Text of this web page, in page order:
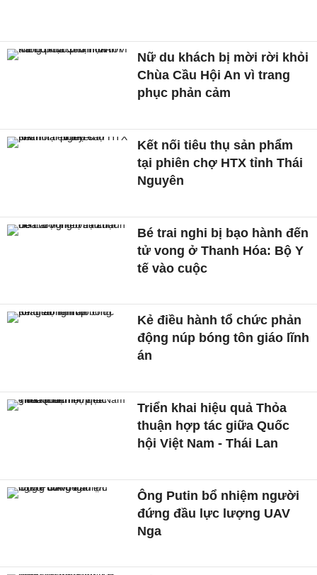
Nữ du khách bị mời rời khỏi
Chùa Cầu Hội An vì trang
phục phản cảm
Kết nối tiêu thụ sản phẩm
tại phiên chợ HTX tỉnh Thái
Nguyên
Bé trai nghi bị bạo hành đến
tử vong ở Thanh Hóa: Bộ Y
tế vào cuộc
Kẻ điều hành tổ chức phản
động núp bóng tôn giáo lĩnh
án
Triển khai hiệu quả Thỏa
thuận hợp tác giữa Quốc
hội Việt Nam - Thái Lan
Ông Putin bổ nhiệm người
đứng đầu lực lượng UAV
Nga